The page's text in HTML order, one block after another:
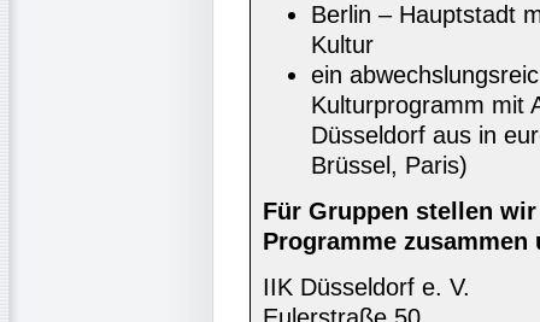
Berlin – Hauptstadt
Kultur
ein
Kulturprogramm mit
Düsseldorf aus in
Brüssel, Paris)
Für Gruppen stellen
Programme zusammen
IIK Düsseldorf e. V.